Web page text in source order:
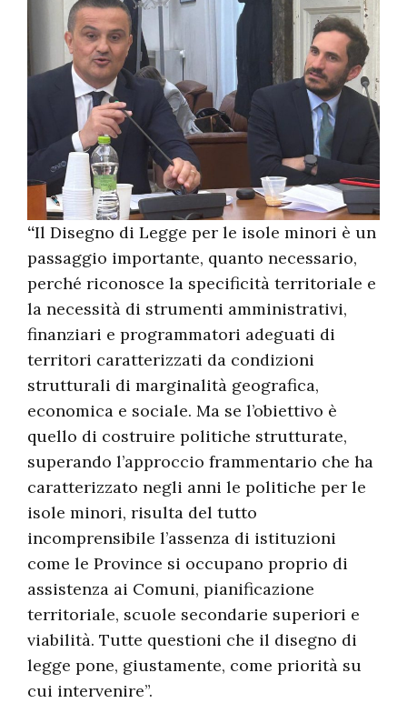
“Il Disegno di Legge per le isole minori è un
passaggio importante, quanto necessario,
perché riconosce la specificità territoriale e
la necessità di strumenti amministrativi,
finanziari e programmatori adeguati di
territori caratterizzati da condizioni
strutturali di marginalità geografica,
economica e sociale. Ma se l’obiettivo è
quello di costruire politiche strutturate,
superando l’approccio frammentario che ha
caratterizzato negli anni le politiche per le
isole minori, risulta del tutto
incomprensibile l’assenza di istituzioni
come le Province si occupano proprio di
assistenza ai Comuni, pianificazione
territoriale, scuole secondarie superiori e
viabilità. Tutte questioni che il disegno di
legge pone, giustamente, come priorità su
cui intervenire”.